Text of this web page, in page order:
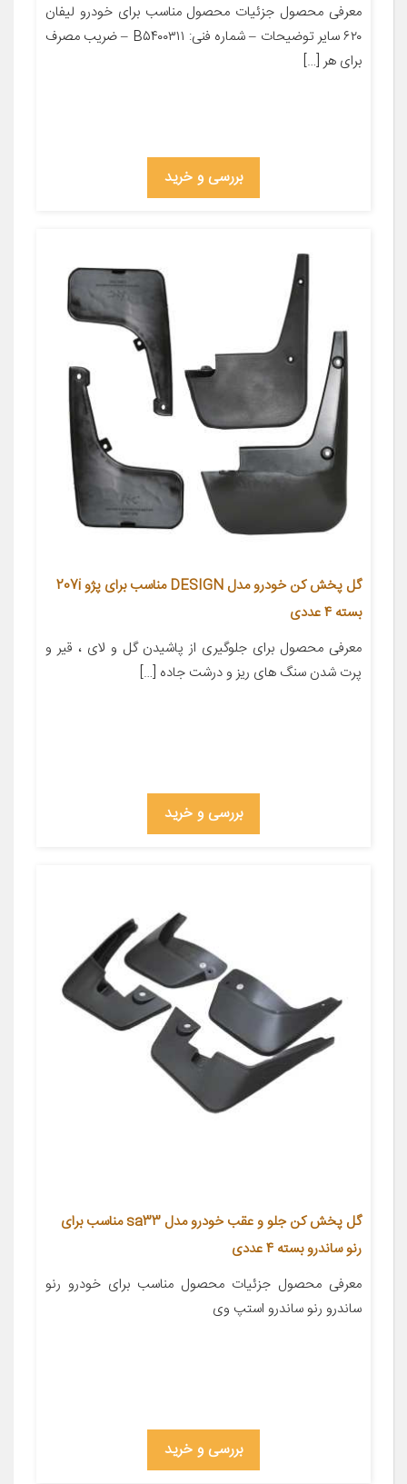
معرفی محصول جزئیات محصول مناسب برای خودرو لیفان
۶۲۰ سایر توضیحات – شماره فنی: B۵۴۰۰۳۱۱ – ضریب مصرف
برای هر […]
بررسی و خرید
گل پخش کن خودرو مدل DESIGN مناسب برای پژو 207i
بسته 4 عددی
معرفی محصول برای جلوگیری از پاشیدن گل و لای ، قیر و
پرت شدن سنگ های ریز و درشت جاده […]
بررسی و خرید
گل پخش کن جلو و عقب خودرو مدل sa33 مناسب برای
رنو ساندرو بسته 4 عددی
معرفی محصول جزئیات محصول مناسب برای خودرو رنو
ساندرو رنو ساندرو استپ وی
بررسی و خرید